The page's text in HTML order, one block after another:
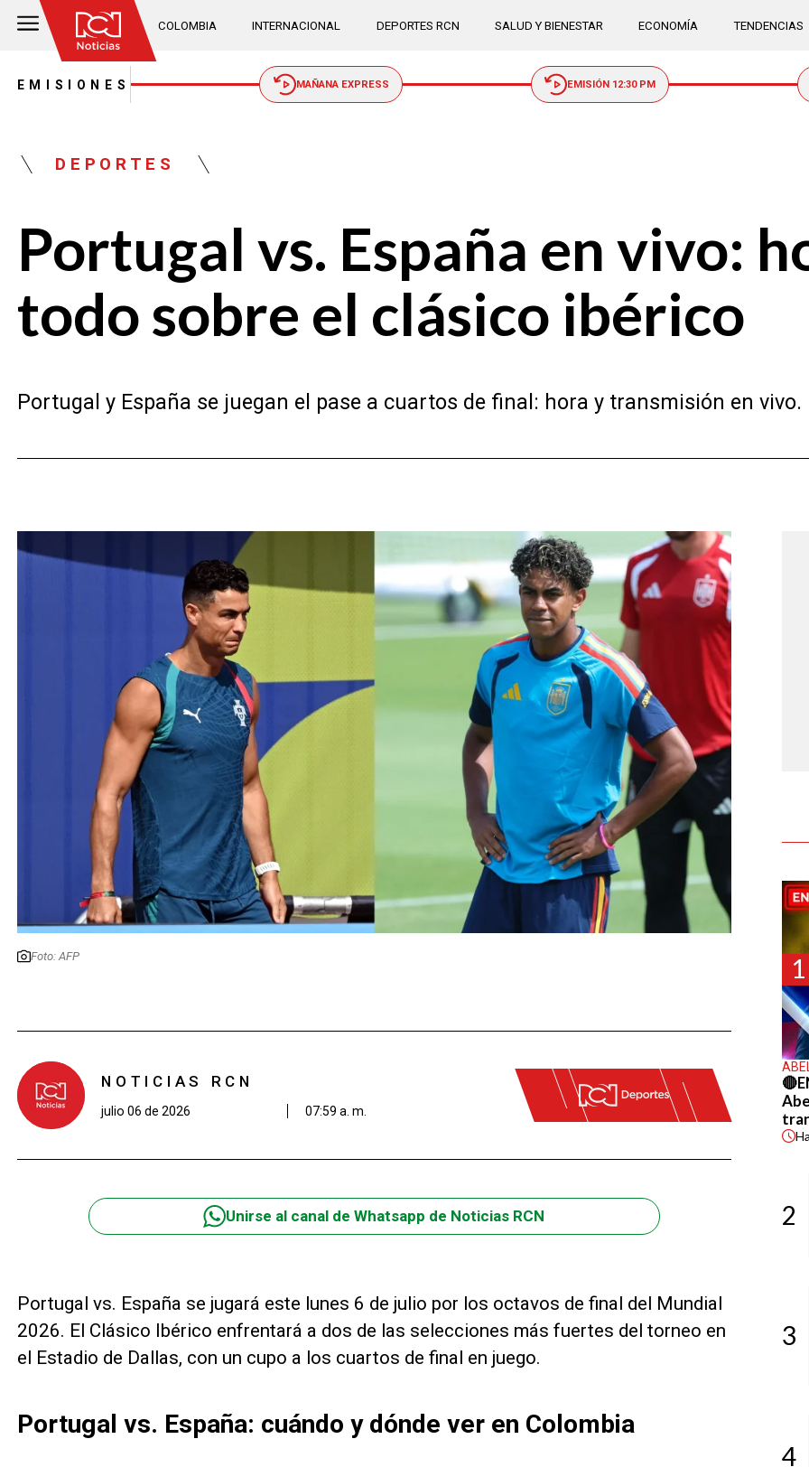
COLOMBIA INTERNACIONAL DEPORTES RCN SALUD Y BIENESTAR ECONOMÍA TENDENCIAS
EMISIONES MAÑANA EXPRESS EMISIÓN 12:30 PM
DEPORTES
Portugal vs. España en vivo:
todo sobre el clásico ibérico
Portugal y España se juegan el pase a cuartos de final: hora y transmisión en vivo.
Foto: AFP
NOTICIAS RCN
julio 06 de 2026 07:59 a. m.
Unirse al canal de Whatsapp de Noticias RCN
Portugal vs. España se jugará este lunes 6 de julio por los octavos de final del Mundial
2026. El Clásico Ibérico enfrentará a dos de las selecciones más fuertes del torneo en
el Estadio de Dallas, con un cupo a los cuartos de final en juego.
Portugal vs. España: cuándo y dónde ver en Colombia
1
2
3
4